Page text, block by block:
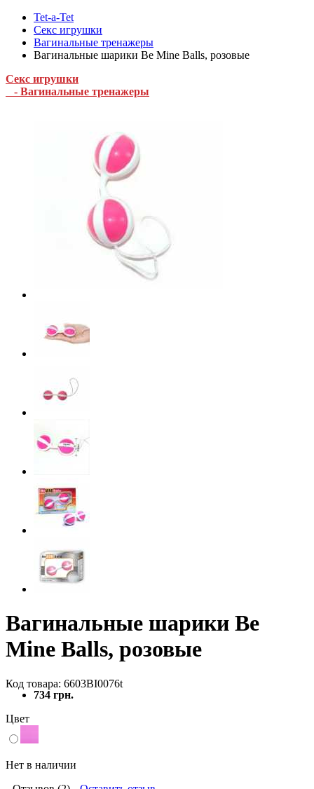
Tet-a-Tet
Секс игрушки
Вагинальные тренажеры
Вагинальные шарики Be Mine Balls, розовые
Секс игрушки
- Вагинальные тренажеры
Вагинальные шарики Be
Mine Balls, розовые
Код товара: 6603BI0076t
734 грн.
Цвет
Нет в наличии